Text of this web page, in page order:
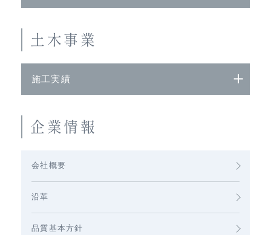
土木事業
施工実績
企業情報
会社概要
沿革
品質基本方針